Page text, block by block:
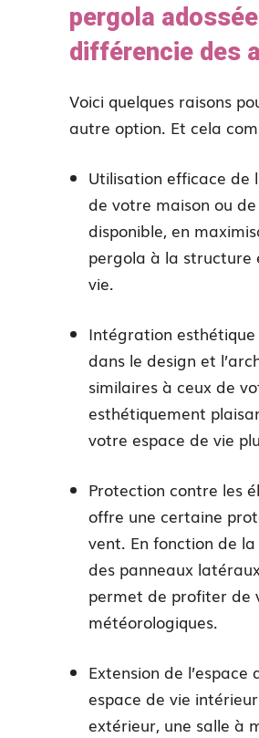
pergola
différencie des
Voici quelques raisons
autre option. Et cela
Utilisation efficace de
de votre maison ou
disponible, en
pergola à la structure
vie.
Intégration
dans le design et
similaires à ceux de
esthétiquement
votre espace de vie
Protection contre les
offre une certaine
vent. En fonction de
des panneaux
permet de profiter de
météorologiques.
Extension de
espace de vie
extérieur, une salle à